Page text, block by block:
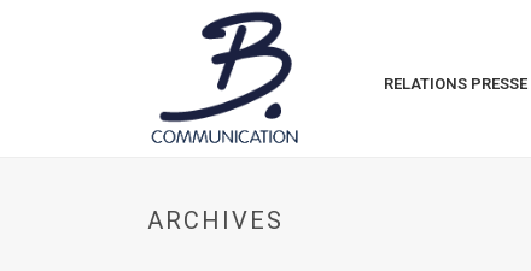
RELATIONS PRESSE
ARCHIVES